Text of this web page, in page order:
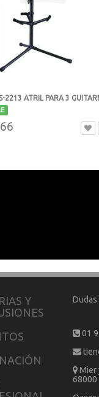
2213 ATRIL PARA 3
Y
01
Mier
68000